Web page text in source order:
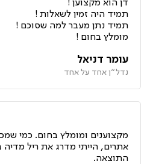
דן הוא מקצוען !
תמיד היה זמין לשאלות !
תמיד נתן מעבר למה שסוכם !
מומלץ בחום !
עומר דניאל
נדל״ן אחד על אחד
מקצוענים ומומלץ בחום. כמי
אתרים, הייתי מדרג את ריל מדיה
התוצאה.